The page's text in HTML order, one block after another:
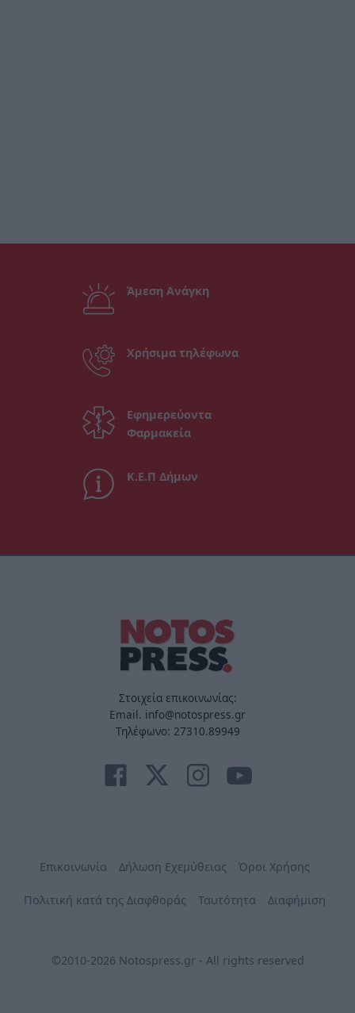
Άμεση Ανάγκη
Χρήσιμα τηλέφωνα
Εφημερεύοντα
Φαρμακεία
Κ.Ε.Π Δήμων
Στοιχεία επικοινωνίας:
Email. info@notospress.gr
Τηλέφωνο: 27310.89949
Επικοινωνία Δήλωση Εχεμύθειας Όροι Χρήσης
Πολιτική κατά της Διαφθοράς Ταυτότητα Διαφήμιση
©2010-2026 Notospress.gr - All rights reserved